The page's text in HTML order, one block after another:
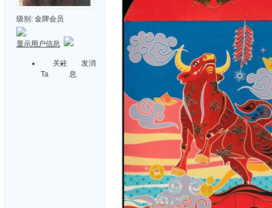
级别: 金牌会员
显示用户信息
关注
Ta
发消
息